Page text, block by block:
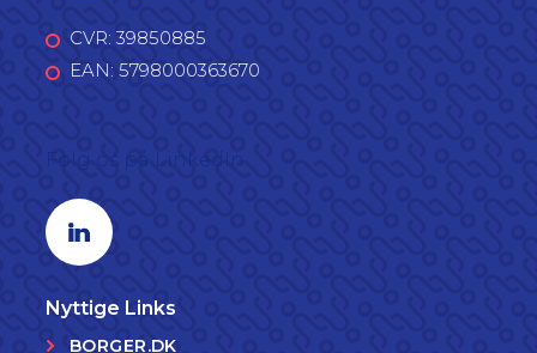
CVR: 39850885
EAN: 5798000363670
Linkedin profil
Nyttige Links
BORGER.DK